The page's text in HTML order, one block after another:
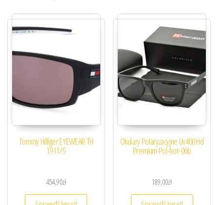
Tommy Hilfiger EYEWEAR TH
1911/S
454,90zł
Okulary Polaryzacyjne Uv400 Hd
Premium Pol-hor-06b
189,00zł